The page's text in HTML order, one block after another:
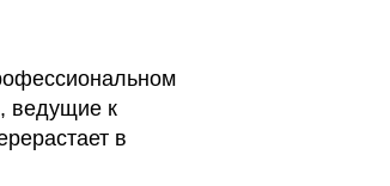
ведущие к
в